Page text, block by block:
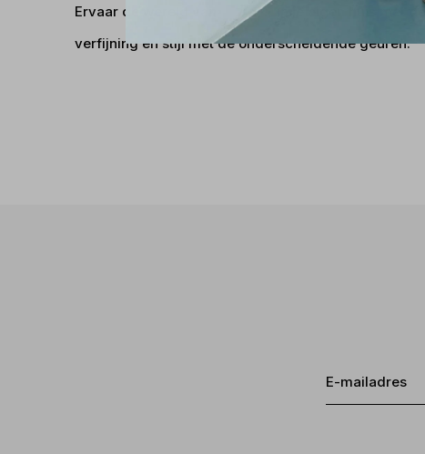
Ervaar de wereld van N Home
in je eigen huis met
verfijning en stijl met de onderscheidende geuren.